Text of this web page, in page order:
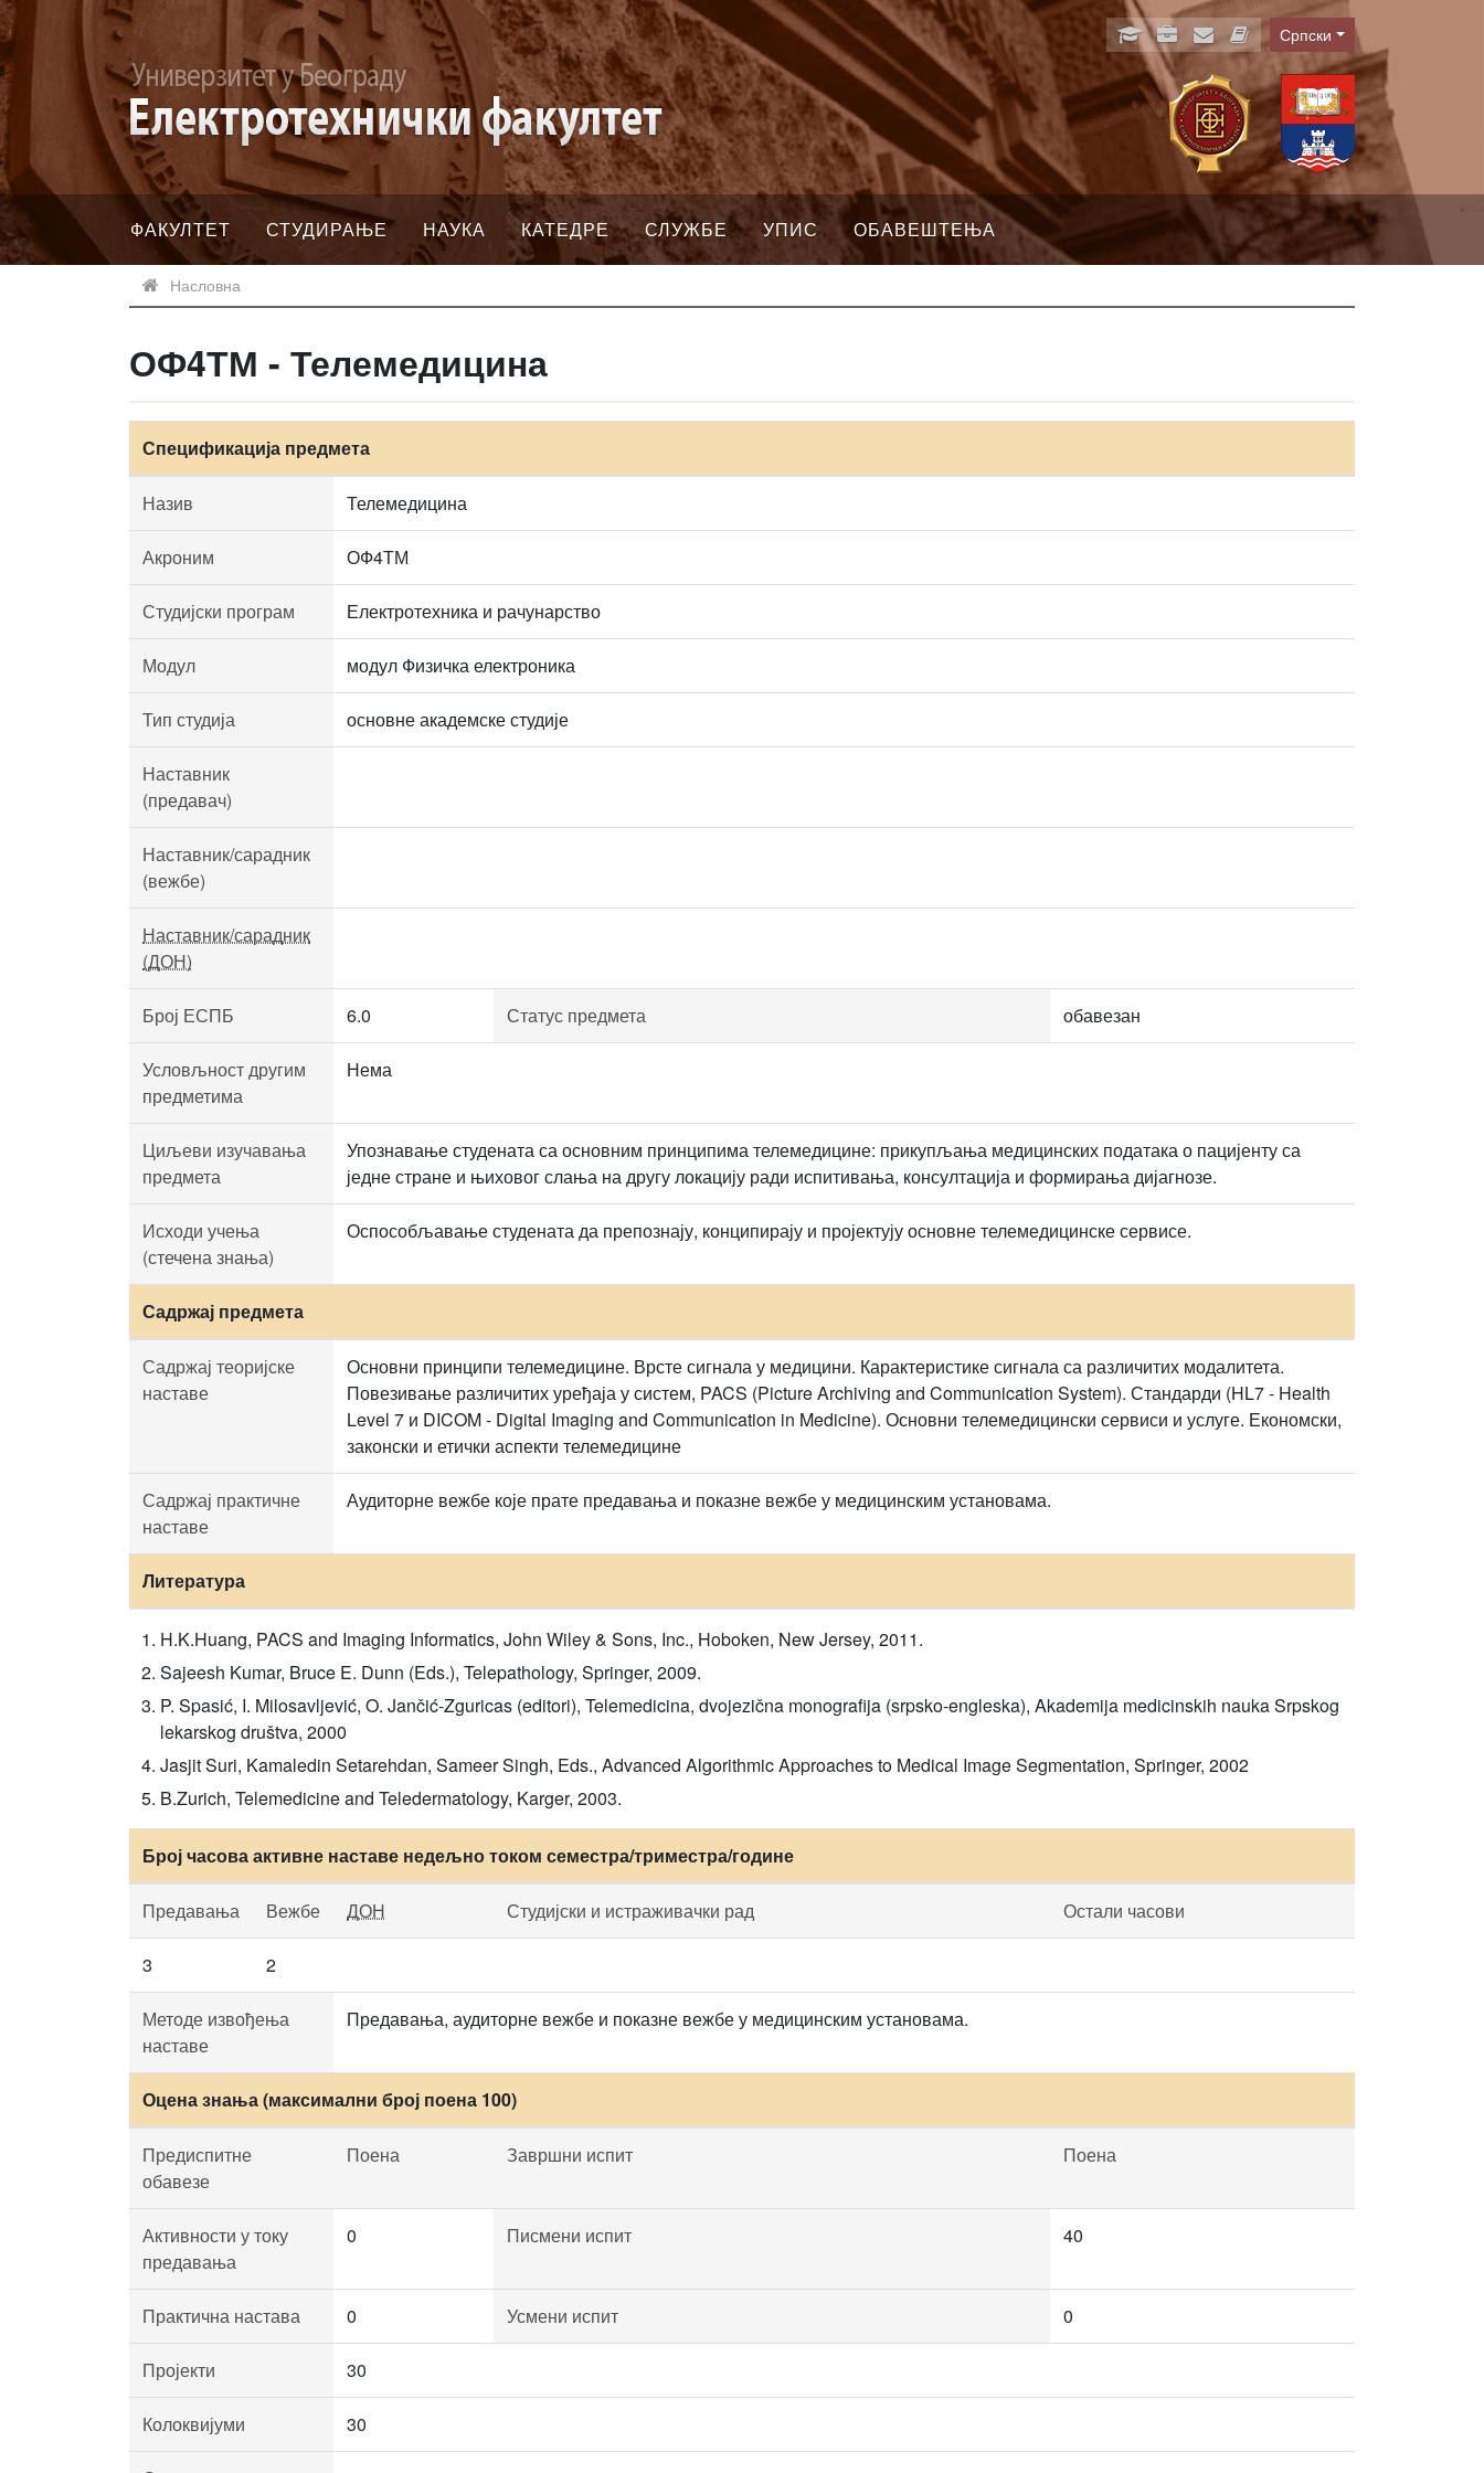
Language
Српски
ФАКУЛТЕТ СТУДИРАЊЕ НАУКА КАТЕДРЕ СЛУЖБЕ УПИС ОБАВЕШТЕЊА
Насловна
ОФ4ТМ - Телемедицина
Спецификација предмета
Назив Телемедицина
Акроним ОФ4ТМ
Студијски програм Електротехника и рачунарство
Модул модул Физичка електроника
Тип студија основне академске студије
Наставник
(предавач)
Наставник/сарадник
(вежбе)
Наставник/сарадник
(ДОН)
Број ЕСПБ 6.0 Статус предмета обавезан
Условљност другим
предметима
Нема
Циљеви изучавања
предмета
Упознавање студената са основним принципима телемедицине: прикупљања медицинских података о пацијенту са
једне стране и њиховог слања на другу локацију ради испитивања, консултација и формирања дијагнозе.
Исходи учења
(стечена знања)
Оспособљавање студената да препознају, конципирају и пројектују основне телемедицинске сервисе.
Садржај предмета
Садржај теоријске
наставе
Основни принципи телемедицине. Врсте сигнала у медицини. Карактеристике сигнала са различитих модалитета.
Повезивање различитих уређаја у систем, PACS (Picture Archiving and Communication System). Стандарди (HL7 - Health
Level 7 и DICOM - Digital Imaging and Communication in Medicine). Основни телемедицински сервиси и услуге. Економски,
законски и етички аспекти телемедицине
Садржај практичне
наставе
Аудиторне вежбе које прате предавања и показне вежбе у медицинским установама.
Литература
H.K.Huang, PACS and Imaging Informatics, John Wiley & Sons, Inc., Hoboken, New Jersey, 2011.
Sajeesh Kumar, Bruce E. Dunn (Eds.), Telepathology, Springer, 2009.
P. Spasić, I. Milosavljević, O. Jančić-Zguricas (editori), Telemedicina, dvojezična monografija (srpsko-engleska), Akademija medicinskih nauka Srpskog
lekarskog društva, 2000
Jasjit Suri, Kamaledin Setarehdan, Sameer Singh, Eds., Advanced Algorithmic Approaches to Medical Image Segmentation, Springer, 2002
B.Zurich, Telemedicine and Teledermatology, Karger, 2003.
Број часова активне наставе недељно током семестра/триместра/године
Предавања Вежбе ДОН Студијски и истраживачки рад Остали часови
3 2
Методе извођења
наставе
Предавања, аудиторне вежбе и показне вежбе у медицинским установама.
Оцена знања (максимални број поена 100)
Предиспитне
обавезе
Поена Завршни испит Поена
Активности у току
предавања
0 Писмени испит 40
Практична настава 0 Усмени испит 0
Пројекти 30
Колоквијуми 30